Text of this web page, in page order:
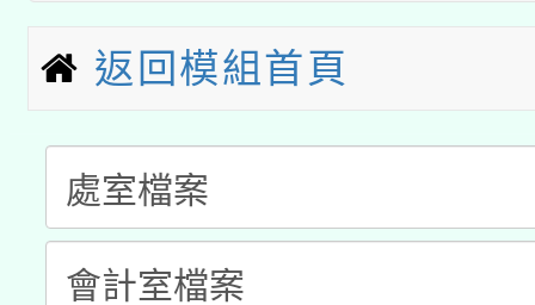
暨閱讀推動專業研習
科技賦能─人工智慧
礎課程
A3數位素養講師名單
「數位內容與教學軟體
pilot」
有關大陸委員會函釋公
薪期間赴陸應申請許可
轉知經濟部水利署委託
返回模組首頁